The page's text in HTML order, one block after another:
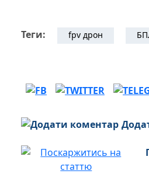
Теги: fpv дрон